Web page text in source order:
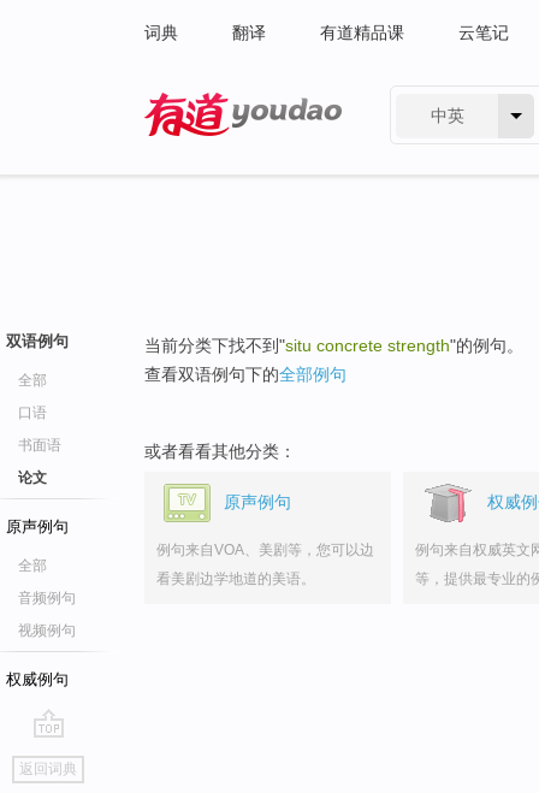
词典 翻译 有道精品课 云笔记
中英
双语例句
全部
口语
书面语
论文
原声例句
全部
音频例句
视频例句
权威例句
go
top
返回词典
当前分类下找不到"situ concrete strength"的例句。
查看双语例句下的全部例句
或者看看其他分类：
原声例句
例句来自VOA、美剧等，您可以边
看美剧边学地道的美语。
权威
例句来自权威英文
等，提供最专业的